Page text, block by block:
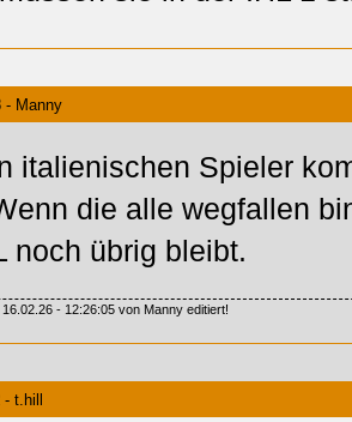
- Manny
italienischen Spieler
die alle wegfallen
noch übrig bleibt.
- 12:26:05 von Manny editiert!
t.hill